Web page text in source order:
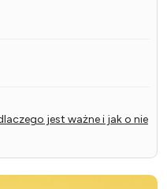
jest ważne i jak o nie